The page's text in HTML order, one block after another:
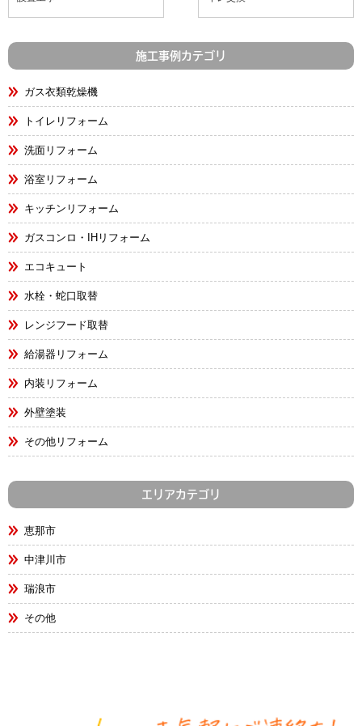
施工事例カテゴリ
ガス衣類乾燥機
トイレリフォーム
洗面リフォーム
浴室リフォーム
キッチンリフォーム
ガスコンロ・IHリフォーム
エコキュート
水栓・蛇口取替
レンジフード取替
給湯器リフォーム
内装リフォーム
外壁塗装
その他リフォーム
エリアカテゴリ
恵那市
中津川市
瑞浪市
その他